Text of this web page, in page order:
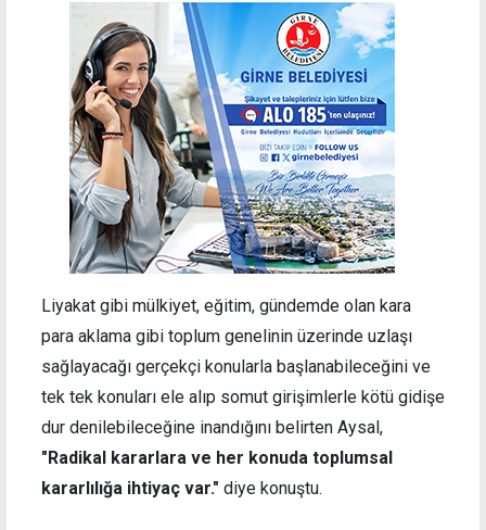
Liyakat gibi mülkiyet, eğitim, gündemde olan kara
para aklama gibi toplum genelinin üzerinde uzlaşı
sağlayacağı gerçekçi konularla başlanabileceğini ve
tek tek konuları ele alıp somut girişimlerle kötü gidişe
dur denilebileceğine inandığını belirten Aysal,
"Radikal kararlara ve her konuda toplumsal
kararlılığa ihtiyaç var." diye konuştu.